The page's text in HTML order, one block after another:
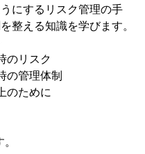
にするリスク管理の手
整える知識を学びます。
のリスク
管理体制
のために